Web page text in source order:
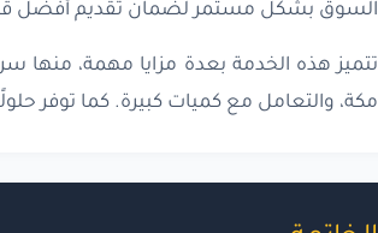
السوق بشكل مستمر لضمان تقديم أفضل
تتميز هذه الخدمة بعدة مزايا مهمة، منها
مكة، والتعامل مع كميات كبيرة. كما توفر